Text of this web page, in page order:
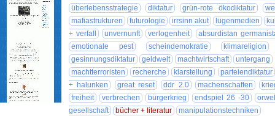
überlebensstrategie
diktatur grün-rote ökodiktatur
mafiastrukturen
futurologie irrsinn akut lügenmedien
+ verfall
unvernunft verlogenheit
absurdistan
emotionale pest
scheindemokratie
klimareligion
gesinnungsdiktatur
geldwelt machtwirtschaft
untergang
machtterroristen
recherche klarstellung
parteiendiktatur
+ halunken
great reset ddr 2.0 machenschaften
freiheit
verbrechen bürgerkrieg endspiel 26 -30
gesellschaft
bücher + literatur
manipulationstechniken